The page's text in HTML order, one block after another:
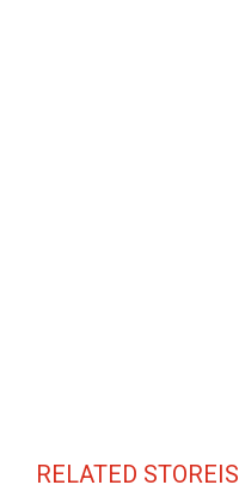
RELATED STOREIS